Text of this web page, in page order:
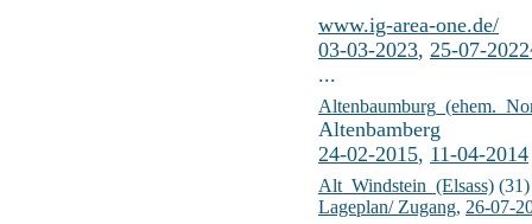
www.ig-area-one.de/
03-03-2023, 25-07-
...
Altenbamberg
24-02-2015, 11-04-2014
Alt_Windstein_(Elsass) (31)
Lageplan/ Zugang, 26-07-